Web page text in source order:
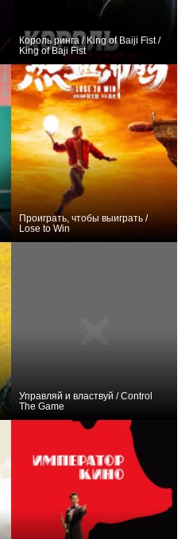
Король ринга / King of Baiji Fist /
King of Baji Fist
Проиграть, чтобы выиграть /
Lose to Win
Управляй и властвуй / Control
The Game